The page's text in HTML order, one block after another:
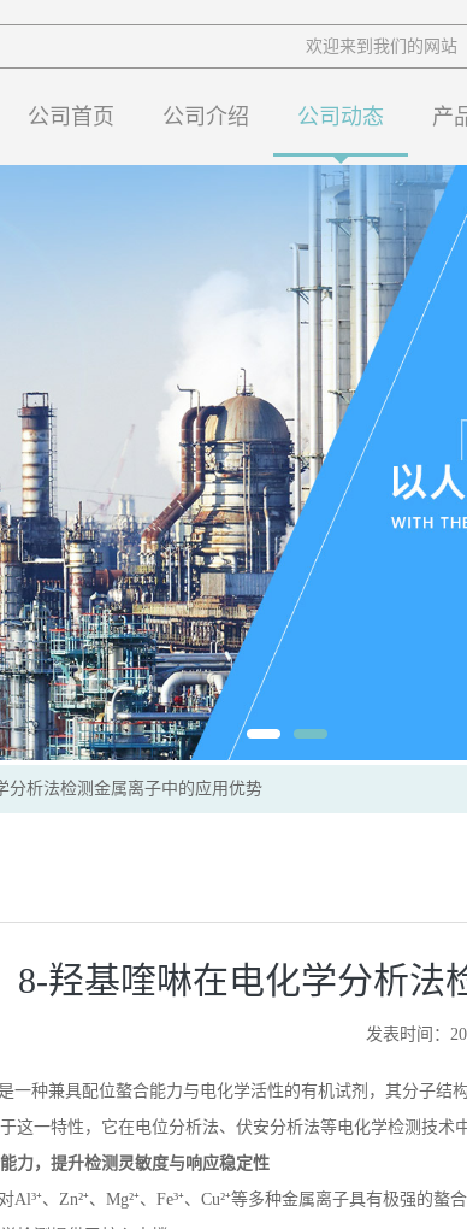
欢迎来到我们的网站
公司首页 公司介绍 公司动态 产
分析法检测金属离子中的应用优势
8-羟基喹啉在电化学分析法
发表时间：
一种兼具配位螯合能力与电化学活性的有机试剂，其分子
这一特性，它在电位分析法、伏安分析法等电化学检测技
力，提升检测灵敏度与响应稳定性
对Al³⁺、 Zn²⁺、 Mg²⁺、 Fe³⁺、 Cu²⁺等多种金属离子具有极强的螯